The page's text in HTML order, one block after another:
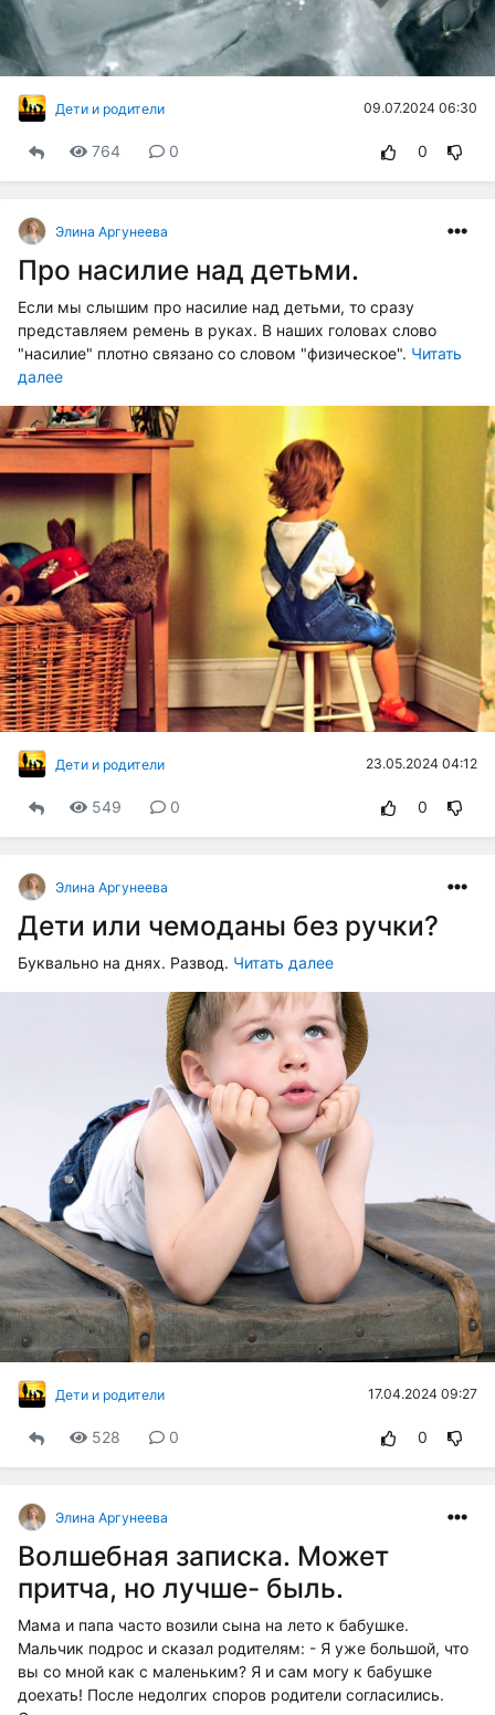
Дети и родители 09.07.2024 06:30
764 0 0
Элина Аргунеева
Про насилие над детьми.
Если мы слышим про насилие над детьми, то сразу
представляем ремень в руках. В наших головах слово
"насилие" плотно связано со словом "физическое". Читать
далее
Дети и родители 23.05.2024 04:12
549 0 0
Элина Аргунеева
Дети или чемоданы без ручки?
Буквально на днях. Развод. Читать далее
Дети и родители 17.04.2024 09:27
528 0 0
Элина Аргунеева
Волшебная записка. Может
притча, но лучше- быль.
Мама и папа часто возили сына на лето к бабушке.
Мальчик подрос и сказал родителям: - Я уже большой, что
вы со мной как с маленьким? Я и сам могу к бабушке
доехать! После недолгих споров родители согласились.